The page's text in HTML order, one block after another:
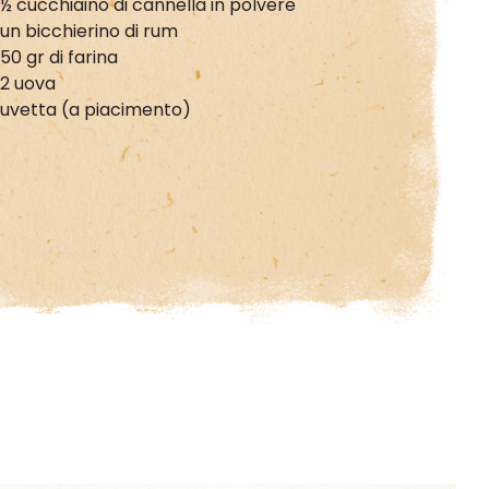
un bicchierino di rum
50 gr di farina
2 uova
uvetta (a piacimento)